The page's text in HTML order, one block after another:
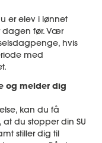
er elev i lønnet
dagen før. Vær
hvis
med
og melder dig
kan du få
du stopper din SU
stiller dig til